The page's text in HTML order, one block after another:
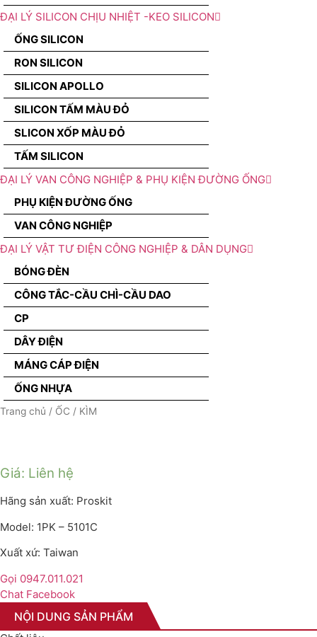
ĐẠI LÝ SILICON CHỊU NHIỆT -KEO SILICON
ỐNG SILICON
RON SILICON
SILICON APOLLO
SILICON TẤM MÀU ĐỎ
SLICON XỐP MÀU ĐỎ
TẤM SILICON
ĐẠI LÝ VAN CÔNG NGHIỆP & PHỤ KIỆN ĐƯỜNG ỐNG
PHỤ KIỆN ĐƯỜNG ỐNG
VAN CÔNG NGHIỆP
ĐẠI LÝ VẬT TƯ ĐIỆN CÔNG NGHIỆP & DÂN DỤNG
BÓNG ĐÈN
CÔNG TẮC-CẦU CHÌ-CẦU DAO
CP
DÂY ĐIỆN
MÁNG CÁP ĐIỆN
ỐNG NHỰA
Trang chủ / ỐC / KÌM
Giá: Liên hệ
Hãng sản xuất: Proskit
Model: 1PK – 5101C
Xuất xứ: Taiwan
Gọi 0947.011.021
Chat Facebook
NỘI DUNG SẢN PHẨM